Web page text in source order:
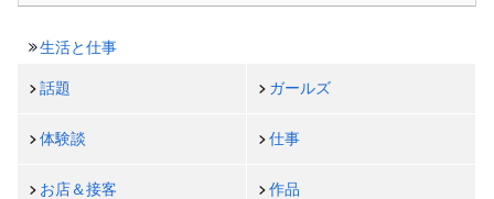
生活と仕事
話題 ガールズ
体験談 仕事
お店＆接客 作品